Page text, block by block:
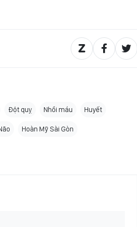
Đột quỵ Nhồi máu Huyết
Hoàn Mỹ Sài Gòn